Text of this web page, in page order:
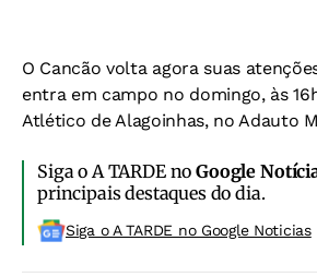
O Cancão volta agora suas
entra em campo no domingo, às
Atlético de Alagoinhas, no Adauto
Siga o A TARDE noGoogle
principais destaques do dia.
Siga o A TARDE no Google Noticias